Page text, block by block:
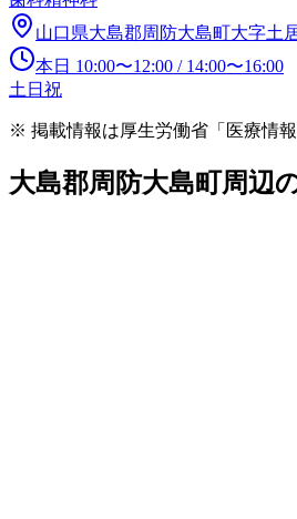
山口県大島郡周防大島町大字土
本日 10:00〜12:00 / 14:00〜16:00
土日祝
※ 掲載情報は厚生労働省「医療情
大島郡周防大島町 周辺